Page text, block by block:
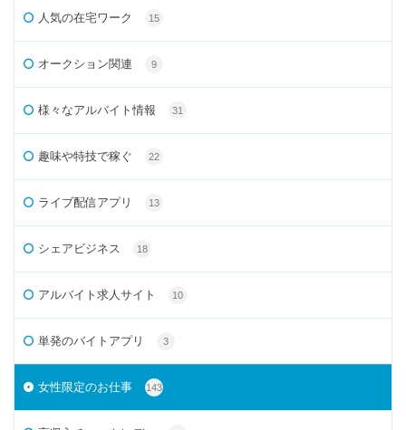
人気の在宅ワーク 15
オークション関連 9
様々なアルバイト情報 31
趣味や特技で稼ぐ 22
ライブ配信アプリ 13
シェアビジネス 18
アルバイト求人サイト 10
単発のバイトアプリ 3
女性限定のお仕事 143